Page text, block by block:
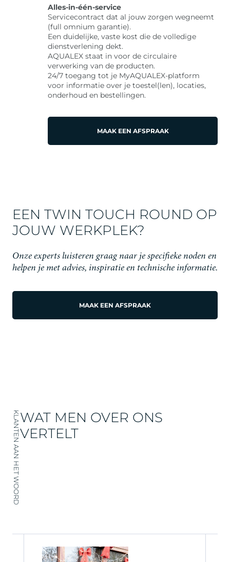
Alles-in-één-service
Servicecontract dat al jouw zorgen wegneemt
(full omnium garantie).
Een duidelijke, vaste kost die de volledige
dienstverlening dekt.
AQUALEX staat in voor de circulaire
verwerking van de producten.
24/7 toegang tot je MyAQUALEX-platform
voor informatie over je toestel(len), locaties,
onderhoud en bestellingen.
MAAK EEN AFSPRAAK
EEN TWIN TOUCH ROUND OP
JOUW WERKPLEK?
Onze experts luisteren graag naar je specifieke noden en
helpen je met advies, inspiratie en technische informatie.
MAAK EEN AFSPRAAK
KLANTEN AAN HET WOORDWAT MEN OVER ONS
VERTELT